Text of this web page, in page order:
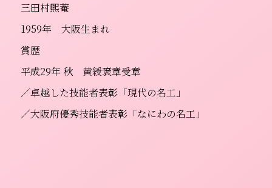
三田村煕菴
1959年 大阪生まれ
賞歴
平成29年 秋 黄綬褒章受章
／卓越した技能者表彰「現代の名工」
／大阪府優秀技能者表彰「なにわの名工」